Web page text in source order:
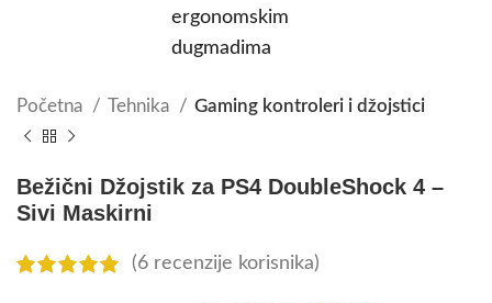
Početna Tehnika Gaming kontroleri i džojstici
Bežični Džojstik za PS4 DoubleShock 4 –
Sivi Maskirni
(6 recenzije korisnika)